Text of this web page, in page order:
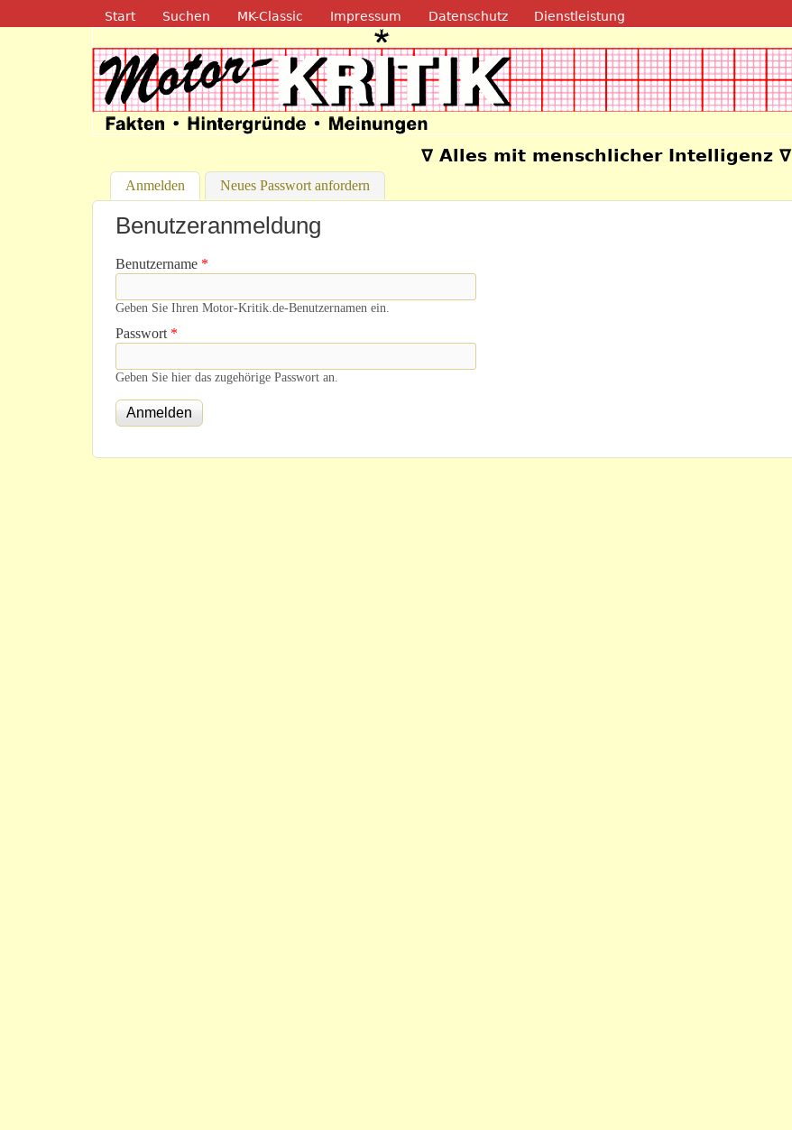
Direkt zum Inhalt
Navigation
Start Suchen MK-Classic Impressum Datenschutz Dienstleistung
Motor-Kritik.de∇ Alles mit menschlicher Intelligenz ∇
Anmelden (aktiver Reiter)
Neues Passwort anfordern
Benutzeranmeldung
Benutzername *
Geben Sie Ihren Motor-Kritik.de-Benutzernamen ein.
Passwort *
Geben Sie hier das zugehörige Passwort an.